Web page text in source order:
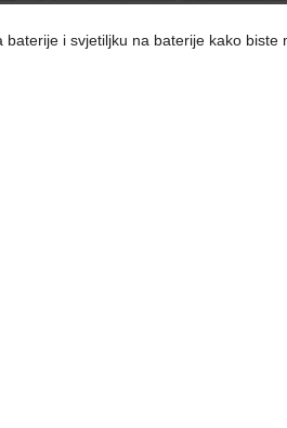
i svjetiljku na baterije kako biste